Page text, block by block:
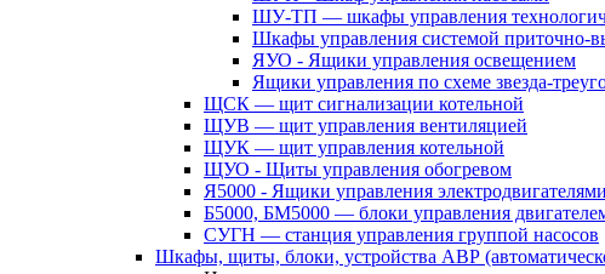
ШУ-ТП — шкафы управления
Шкафы управления системой
ЯУО - Ящики управления освещением
Ящики управления по схеме звезда-
ЩСК — щит сигнализации котельной
ЩУВ — щит управления вентиляцией
ЩУК — щит управления котельной
ЩУО - Щиты управления обогревом
Я5000 - Ящики управления электродвигателями
Б5000, БМ5000 — блоки управления
СУГН — станция управления группой насосов
Шкафы, щиты, блоки, устройства АВР